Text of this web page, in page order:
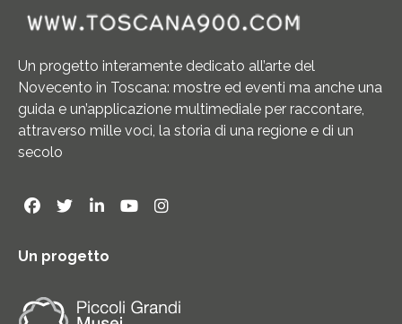
Un progetto interamente dedicato all’arte del
Novecento in Toscana: mostre ed eventi ma anche una
guida e un’applicazione multimediale per raccontare,
attraverso mille voci, la storia di una regione e di un
secolo
Un progetto